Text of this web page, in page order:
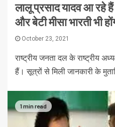
लालू प्रसाद यादव आ रहे हैं
और बेटी मीसा भारती भी
October 23, 2021
राष्ट्रीय जनता दल के राष्ट्रीय
हैं। सूत्रों से मिली जानकारी के
1 min read